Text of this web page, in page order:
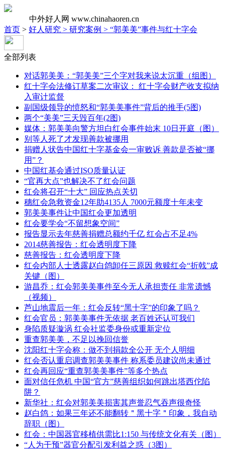
中外好人网 www.chinahaoren.cn
首页 > 好人研究 > 研究案例 > “郭美美”事件与红十字会
全部列表
对话郭美美：“郭美美”三个字对我来说太沉重（组图）
红十字会法修订草案二次审议： 红十字会财产收支拟纳
入审计监督
副国级领导的愤怒和“郭美美事件”背后的推手(5图)
两个“美美”三天毁百年(2图)
媒体：郭美美向警方坦白红会事件始末 10日开庭（图）
别等人死了才发现善款被挪用
捐赠人状告中国红十字基金会一审败诉 善款是否被“挪
用”？
中国红基会通过ISO质量认证
“官再大点”也解决不了红会问题
红会将召开“十大” 回应热点关切
穗红会急救资金12年助4135人 7000元额度十年未变
郭美美事件让中国红会更加透明
红会要学会“不留想象空间”
报告显示去年慈善捐赠总额约千亿 红会占不足4%
2014慈善报告：红会透明度下降
慈善报告：红会透明度下降
红会内部人士透露赵白鸽卸任三原因 救赎红会“折戟”成
关键（图）
游昌乔：红会郭美美事件至今无人承担责任 非常遗憾
（视频）
芦山地震后一年：红会反转“黑十字”的印象了吗？
红会官员：郭美美事件无依据 老百姓还认可我们
身陷质疑漩涡 红会社监委身份或重新定位
重查郭美美，不足以挽回信誉
沈阳红十字会称：做不到捐款全公开 无个人明细
红会否认重启调查郭美美事件 称系委员建议尚未通过
红会再回应“重查郭美美事件”等多个热点
面对信任危机 中国“官方”慈善组织如何跳出塔西佗陷
阱？
新华社：红会对郭美美损害其声誉忍气吞声很奇怪
赵白鸽：如果三年还不能翻转＂黑十字＂印象，我自动
辞职（图）
红会：中国器官移植供需比1:150 与传统文化有关（图）
“人为干预”器官分配引发利益之惑（3图）